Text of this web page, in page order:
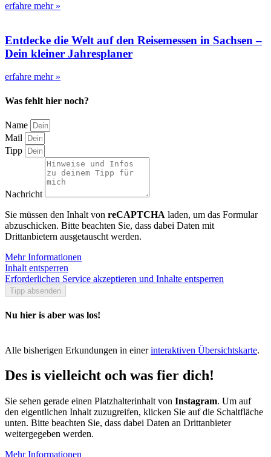
erfahre mehr »
Entdecke die Welt auf den Reisemessen in Sachsen –
Dein kleiner Jahresplaner
erfahre mehr »
Was fehlt hier noch?
Name
Mail
Tipp
Nachricht
Sie müssen den Inhalt von reCAPTCHA laden, um das Formular
abzuschicken. Bitte beachten Sie, dass dabei Daten mit
Drittanbietern ausgetauscht werden.
Mehr Informationen
Inhalt entsperren
Erforderlichen Service akzeptieren und Inhalte entsperren
Tipp absenden
Nu hier is aber was los!
Alle bisherigen Erkundungen in einerinteraktiven Übersichtskarte.
Des is vielleicht och was fier dich!
Sie sehen gerade einen Platzhalterinhalt von Instagram. Um auf
den eigentlichen Inhalt zuzugreifen, klicken Sie auf die Schaltfläche
unten. Bitte beachten Sie, dass dabei Daten an Drittanbieter
weitergegeben werden.
Mehr Informationen